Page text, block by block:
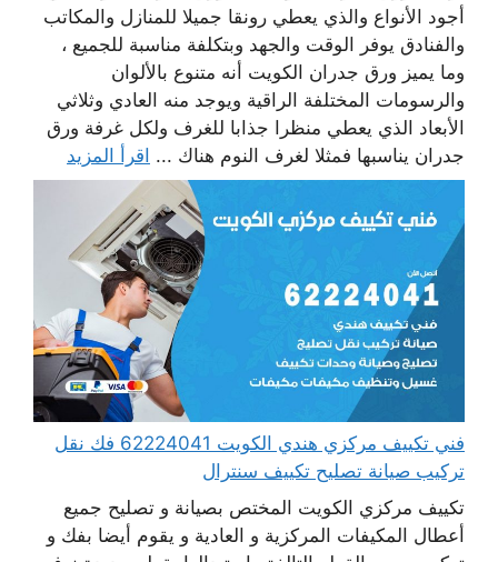
أجود الأنواع والذي يعطي رونقا جميلا للمنازل والمكاتب
والفنادق يوفر الوقت والجهد وبتكلفة مناسبة للجميع ،
وما يميز ورق جدران الكويت أنه متنوع بالألوان
والرسومات المختلفة الراقية ويوجد منه العادي وثلاثي
الأبعاد الذي يعطي منظرا جذابا للغرف ولكل غرفة ورق
جدران يناسبها فمثلا لغرف النوم هناك ... اقرأ المزيد
فني تكييف مركزي هندي الكويت 62224041 فك نقل
تركيب صيانة تصليح تكييف سنترال
تكييف مركزي الكويت المختص بصيانة و تصليح جميع
أعطال المكيفات المركزية و العادية و يقوم أيضا بفك و